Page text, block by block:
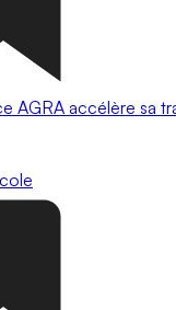
AGRA accélère sa